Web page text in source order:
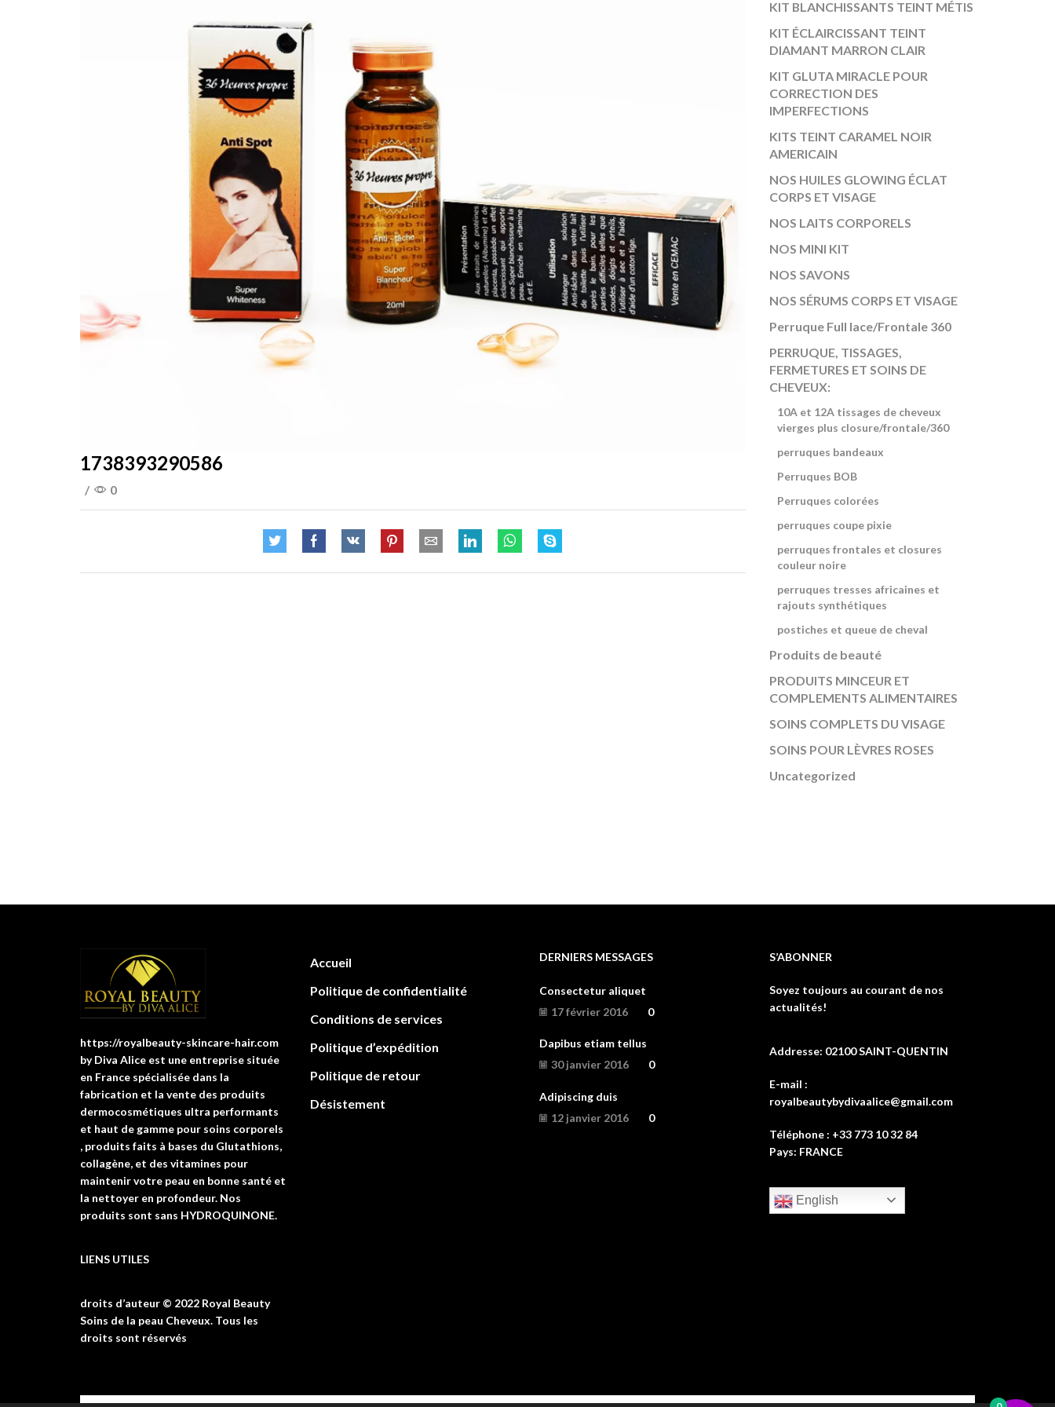
1738393290586
/ 0
KIT BLANCHISSANTS TEINT MÉTIS
KIT ÉCLAIRCISSANT TEINT
DIAMANT MARRON CLAIR
KIT GLUTA MIRACLE POUR
CORRECTION DES
IMPERFECTIONS
KITS TEINT CARAMEL NOIR
AMERICAIN
NOS HUILES GLOWING ÉCLAT
CORPS ET VISAGE
NOS LAITS CORPORELS
NOS MINI KIT
NOS SAVONS
NOS SÉRUMS CORPS ET VISAGE
Perruque Full lace/Frontale 360
PERRUQUE, TISSAGES,
FERMETURES ET SOINS DE
CHEVEUX:
10A et 12A tissages de cheveux
vierges plus closure/frontale/360
perruques bandeaux
Perruques BOB
Perruques colorées
perruques coupe pixie
perruques frontales et closures
couleur noire
perruques tresses africaines et
rajouts synthétiques
postiches et queue de cheval
Produits de beauté
PRODUITS MINCEUR ET
COMPLEMENTS ALIMENTAIRES
SOINS COMPLETS DU VISAGE
SOINS POUR LÈVRES ROSES
Uncategorized
https://royalbeauty-skincare-hair.com
by Diva Alice est une entreprise située
en France spécialisée dans la
fabrication et la vente des produits
dermocosmétiques ultra performants
et haut de gamme pour soins corporels
, produits faits à bases du Glutathions,
collagène, et des vitamines pour
maintenir votre peau en bonne santé et
la nettoyer en profondeur. Nos
produits sont sans HYDROQUINONE.
LIENS UTILES
droits d’auteur © 2022 Royal Beauty
Soins de la peau Cheveux. Tous les
droits sont réservés
Accueil
Politique de confidentialité
Conditions de services
Politique d’expédition
Politique de retour
Désistement
DERNIERS MESSAGES
Consectetur aliquet
17 février 2016
0
Dapibus etiam tellus
30 janvier 2016
0
Adipiscing duis
12 janvier 2016
0
S’ABONNER
Soyez toujours au courant de nos
actualités!
Addresse: 02100 SAINT-QUENTIN
E-mail :
royalbeautybydivaalice@gmail.com
Téléphone : +33 773 10 32 84
Pays: FRANCE
English